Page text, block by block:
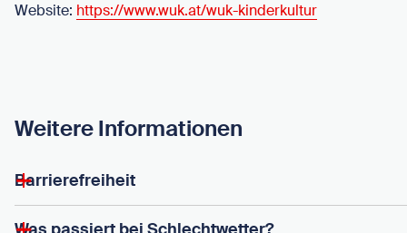
Website: https://www.wuk.at/wuk-kinderkultur
Weitere Informationen
Barrierefreiheit